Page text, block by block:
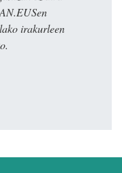
irakurleen